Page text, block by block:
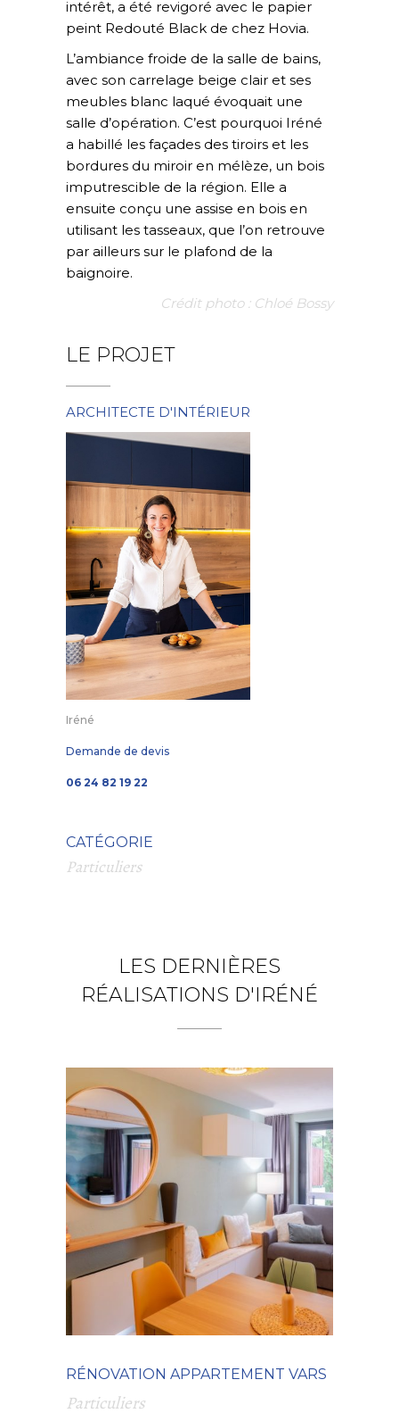
intérêt, a été revigoré avec le papier
peint Redouté Black de chez Hovia.
L’ambiance froide de la salle de bains,
avec son carrelage beige clair et ses
meubles blanc laqué évoquait une
salle d’opération. C’est pourquoi Iréné
a habillé les façades des tiroirs et les
bordures du miroir en mélèze, un bois
imputrescible de la région. Elle a
ensuite conçu une assise en bois en
utilisant les tasseaux, que l’on retrouve
par ailleurs sur le plafond de la
baignoire.
Crédit photo : Chloé Bossy
LE PROJET
ARCHITECTE D'INTÉRIEUR
Iréné
Demande de devis
06 24 82 19 22
CATÉGORIE
Particuliers
LES DERNIÈRES
RÉALISATIONS D'IRÉNÉ
RÉNOVATION APPARTEMENT VARS
Particuliers